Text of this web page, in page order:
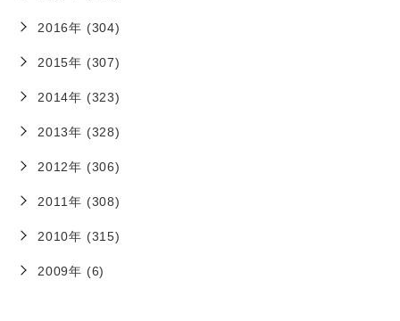
2016年 (304)
2015年 (307)
2014年 (323)
2013年 (328)
2012年 (306)
2011年 (308)
2010年 (315)
2009年 (6)